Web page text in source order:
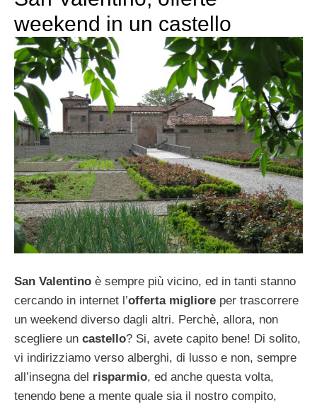
weekend in un castello
San Valentino è sempre più vicino, ed in tanti stanno
cercando in internet l’offerta migliore per trascorrere
un weekend diverso dagli altri. Perchè, allora, non
scegliere un castello? Si, avete capito bene! Di solito,
vi indirizziamo verso alberghi, di lusso e non, sempre
all’insegna del risparmio, ed anche questa volta,
tenendo bene a mente quale sia il nostro compito,